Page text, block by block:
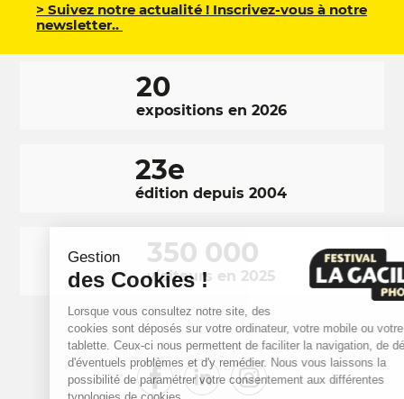
Gestion
des Cookies !
Lorsque vous consultez notre site, des
cookies sont déposés sur votre ordinateur, votre mobile ou votre
tablette. Ceux-ci nous permettent de faciliter la navigation, de détecter
d'éventuels problèmes et d'y remédier. Nous vous laissons la
possibilité de paramétrer votre consentement aux différentes
> Suivez notre actualité ! Inscrivez-vous à notre
newsletter..
20
expositions en 2026
23e
édition depuis 2004
350 000
visiteurs en 2025
RÉSEAUXFacebookLinkedInInstagram